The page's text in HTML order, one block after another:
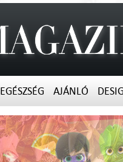
EGÉSZSÉG AJÁNLÓ